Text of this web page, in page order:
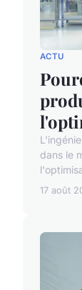
ACTU
dans le
17 août